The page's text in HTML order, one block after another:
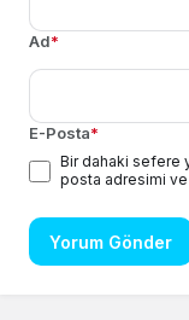
Ad*
E-Posta*
Bir dahaki sefere
posta adresimi ve
Yorum Gönder